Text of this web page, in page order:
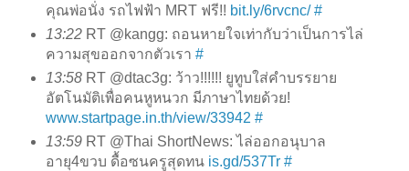
คุณพ่อนั่ง รถไฟฟ้า MRT ฟรี!! bit.ly/6rvcnc/ #
13:22RT @kangg: ถอนหายใจเท่ากับว่าเป็นการไล่
ความสุขออกจากตัวเรา #
13:58RT @dtac3g: ว้าว!!!!!! ยูทูบใส่คำบรรยาย
อัตโนมัติเพื่อคนหูหนวก มีภาษาไทยด้วย!
www.startpage.in.th/view/33942 #
13:59RT @Thai ShortNews: ไล่ออกอนุบาล
อายุ4ขวบ ดื้อซนครูสุดทน is.gd/537Tr #